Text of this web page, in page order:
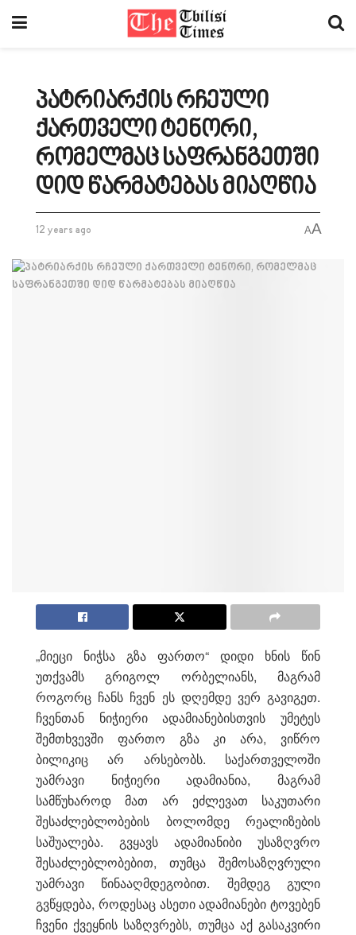
პატრიარქის რჩეული
ქართველი ტენორი,
რომელმაც საფრანგეთში
დიდ წარმატებას მიაღწია
12 years ago AA
„მიეცი ნიჭსა გზა ფართო“ დიდი ხნის წინ
უთქვამს გრიგოლ ორბელიანს, მაგრამ
როგორც ჩანს ჩვენ ეს დღემდე ვერ გავიგეთ.
ჩვენთან ნიჭიერი ადამიანებისთვის უმეტეს
შემთხვევში ფართო გზა კი არა, ვიწრო
ბილიკიც არ არსებობს. საქართველოში
უამრავი ნიჭიერი ადამიანია, მაგრამ
სამწუხაროდ მათ არ ეძლევათ საკუთარი
შესაძლებლობების ბოლომდე რეალიზების
საშუალება. გვყავს ადამიანიბი უსაზღვრო
შესაძლებლობებით, თუმცა შემოსაზღვრული
უამრავი წინააღმდეგობით. შემდეგ გული
გვწყდება, როდესაც ასეთი ადამიანები ტოვებენ
ჩვენი ქვეყნის საზღვრებს, თუმცა აქ გასაკვირი